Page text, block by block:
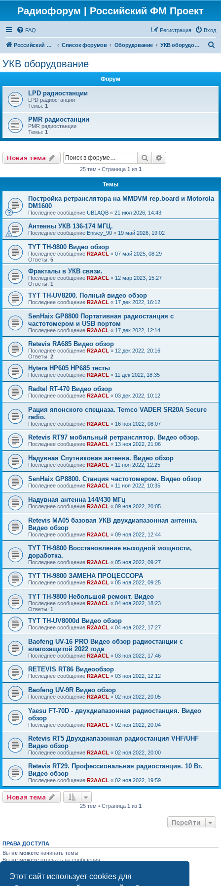
Этот сайт использует cookies для
Радиофорум | Российский ФМ Проект
FAQ Вход
Регистрация
Российский ФМ проект Список форумов Оборудование УКВ оборудование
УКВ оборудование
Форум
LPD радиостанции
LPD радиостанции
Темы: 1
PMR радиостанции
PMR радиостанции
Темы: 1
Новая тема Поиск
25 тем • Страница 1 из 1
Темы
Постройка ретранслятора на MMDVM rep.board и Motorola
DM1600
Последнее сообщение UB1AQB « 21 июл 2026, 14:43
Антенны УКВ 136-174 МГЦ.
Последнее сообщение Enisey_90 « 19 май 2026, 19:02
TYT TH-9800 Видео обзор
Последнее сообщение R2AACL « 07 май 2025, 08:29
Ответы: 5
Фракталы в УКВ связи.
Последнее сообщение R2AACL « 12 мар 2023, 15:27
Ответы: 1
TYT TH-UV8200. Полный видео обзор
Последнее сообщение R2AACL « 17 дек 2022, 16:12
SenHaix GP8800 Портативная радиостанция с
частотомером и USB портом
Последнее сообщение R2AACL « 17 дек 2022, 12:14
Retevis RA685 Видео обзор
Последнее сообщение R2AACL « 12 дек 2022, 20:16
Ответы: 2
Hytera HP605 HP685 тесты
Последнее сообщение R2AACL « 11 дек 2022, 18:35
Radtel RT-470 Видео обзор
Последнее сообщение R2AACL « 03 дек 2022, 10:12
Рация японского спецназа. Temco VADER SR20A Secure
radio.
Последнее сообщение R2AACL « 16 ноя 2022, 08:07
Retevis RT97 мобильный ретранслятор. Видео обзор.
Последнее сообщение R2AACL « 13 ноя 2022, 21:06
Надувная Спутниковая антенна. Видео обзор
Последнее сообщение R2AACL « 11 ноя 2022, 12:25
SenHaix GP8800. Станция частотомером. Видео обзор
Последнее сообщение R2AACL « 11 ноя 2022, 10:35
Надувная антенна 144/430 МГц
Последнее сообщение R2AACL « 09 ноя 2022, 20:05
Retevis MA05 базовая УКВ двухдиапазонная антенна.
Видео обзор
Последнее сообщение R2AACL « 09 ноя 2022, 12:44
TYT TH-9800 Восстановление выходной мощности,
доработка.
Последнее сообщение R2AACL « 05 ноя 2022, 09:27
TYT TH-9800 ЗАМЕНА ПРОЦЕССОРА
Последнее сообщение R2AACL « 05 ноя 2022, 09:25
TYT TH-9800 Небольшой ремонт. Видео
Последнее сообщение R2AACL « 04 ноя 2022, 18:23
Ответы: 1
TYT TH-UV8000d Видео обзор
Последнее сообщение R2AACL « 04 ноя 2022, 17:27
Baofeng UV-16 PRO Видео обзор радиостанции с
влагозащитой 2022 года
Последнее сообщение R2AACL « 03 ноя 2022, 17:46
RETEVIS RT86 Видеообзор
Последнее сообщение R2AACL « 03 ноя 2022, 12:12
Baofeng UV-9R Видео обзор
Последнее сообщение R2AACL « 02 ноя 2022, 20:05
Yaesu FT-70D - двухдиапазонная радиостанция. Видео
обзор
Последнее сообщение R2AACL « 02 ноя 2022, 20:04
Retevis RT5 Двухдиапазонная радиостанция VHF/UHF
Видео обзор
Последнее сообщение R2AACL « 02 ноя 2022, 20:00
Retevis RT29. Профессиональная радиостанция. 10 Вт.
Видео обзор
Последнее сообщение R2AACL « 02 ноя 2022, 19:59
Новая тема
25 тем • Страница 1 из 1
Перейти
ПРАВА ДОСТУПА
Вы не можете начинать темы
Вы не можете отвечать на сообщения
Выне можетеудалять свои сообщения
Выне можетедобавлять вложения